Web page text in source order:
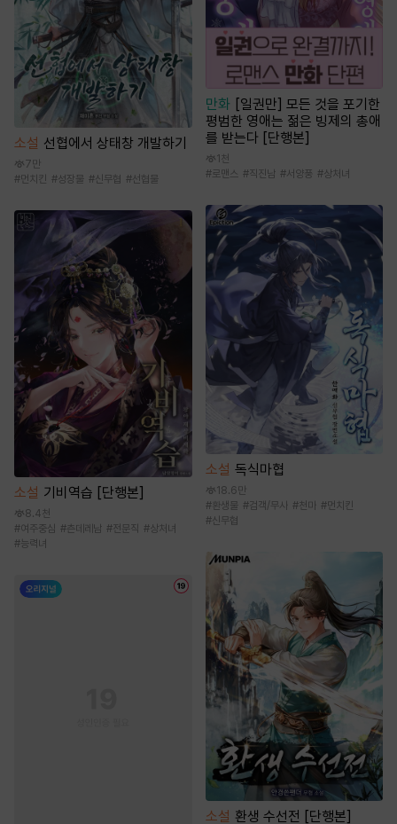
소설 선협에서 상태창 개발하기
7만
#먼치킨 #성장물 #신무협 #선협물
소설 기비역습 [단행본]
8.4천
#여주중심 #츤데레남 #전문직 #상처녀
#능력녀
만화
[일권만] 모든 것을 포기한
평범한 영애는 젊은 빙제의 총애
를 받는다 [단행본]
1천
#로맨스 #직진남 #서양풍 #상처녀
소설 독식마협
18.6만
#환생물 #검객/무사 #천마 #먼치킨
#신무협
소설 환생 수선전 [단행본]